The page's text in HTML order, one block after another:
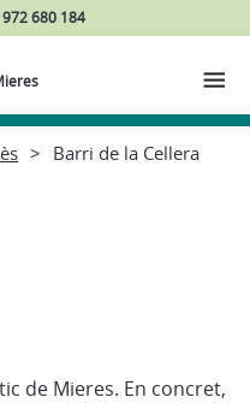
680 184
Barri de la Cellera
de Mieres. En concret,